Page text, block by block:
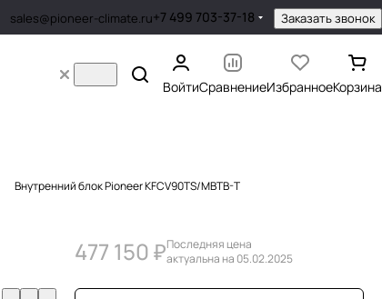
sales@pioneer-climate.ru+7 499 703-37-18 Заказать звонок
ВойтиСравнениеИзбранноеКорзина
Внутренний блок Pioneer KFCV90TS/MBTB-T
477 150 ₽Последняя цена
актуальна на 05.02.2025